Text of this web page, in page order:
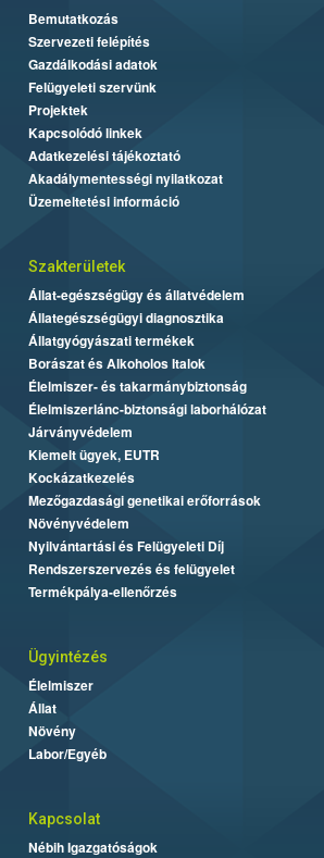
Bemutatkozás
Szervezeti felépítés
Gazdálkodási adatok
Felügyeleti szervünk
Projektek
Kapcsolódó linkek
Adatkezelési tájékoztató
Akadálymentességi nyilatkozat
Üzemeltetési információ
Szakterületek
Állat-egészségügy és állatvédelem
Állategészségügyi diagnosztika
Állatgyógyászati termékek
Borászat és Alkoholos Italok
Élelmiszer- és takarmánybiztonság
Élelmiszerlánc-biztonsági laborhálózat
Járványvédelem
Kiemelt ügyek, EUTR
Kockázatkezelés
Mezőgazdasági genetikai erőforrások
Növényvédelem
Nyilvántartási és Felügyeleti Díj
Rendszerszervezés és felügyelet
Termékpálya-ellenőrzés
Ügyintézés
Élelmiszer
Állat
Növény
Labor/Egyéb
Kapcsolat
Nébih Igazgatóságok